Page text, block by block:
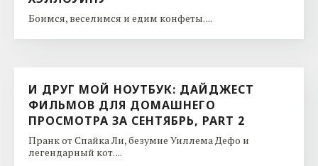
Боимся, веселимся и едим конфеты. ...
И ДРУГ МОЙ НОУТБУК: ДАЙДЖЕСТ
ФИЛЬМОВ ДЛЯ ДОМАШНЕГО
ПРОСМОТРА ЗА СЕНТЯБРЬ, PART 2
Пранк от Спайка Ли, безумие Уиллема Дефо и
легендарный кот. ...